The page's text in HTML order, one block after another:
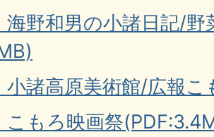
野和男の小諸日記/野
諸高原美術館/広報
こもろ映画祭